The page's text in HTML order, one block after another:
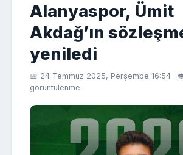
Alanyaspor, Ümit
Akdağ’ın
yeniledi
📅 24 Temmuz 2025, Perşembe 16:54 ·
görüntülenme